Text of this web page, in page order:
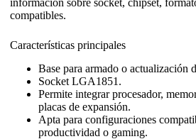
información sobre socket, chipset,
compatibles.
Características principales
Base para armado o actualización
Socket LGA1851.
Permite integrar procesador,
placas de expansión.
Apta para configuraciones
productividad o gaming.